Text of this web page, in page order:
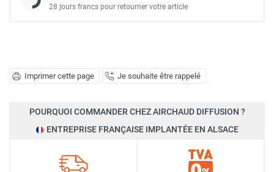
Imprimer cette page Je souhaite être rappelé
28 jours francs pour retourner votre article
POURQUOI COMMANDER CHEZ AIRCHAUD DIFFUSION ?
ENTREPRISE FRANÇAISE IMPLANTÉE EN ALSACE